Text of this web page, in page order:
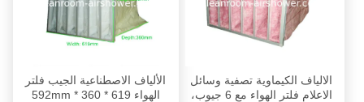
الالياف الكيماوية تصفية وسائل
الاعلام فلتر الهواء مع 6 جيوب،
الألياف الاصطناعية الجيب فلتر
الهواء 619 * 360 * 592mm